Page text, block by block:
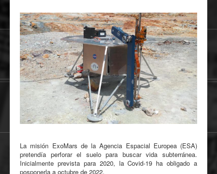
La misión ExoMars de la Agencia Espacial Europea (ESA)
pretendía perforar el suelo para buscar vida subterránea.
Inicialmente prevista para 2020, la Covid-19 ha obligado a
posponerla a octubre de 2022.